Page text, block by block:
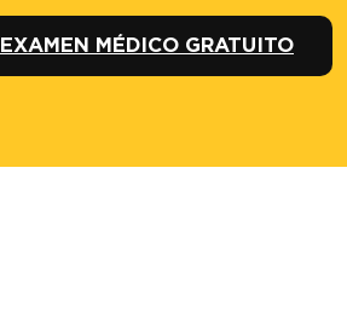
MÉDICO GRATUITO